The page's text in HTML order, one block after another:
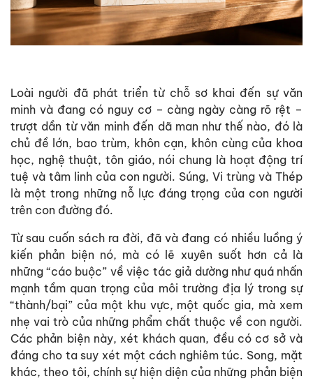
Loài người đã phát triển từ chỗ sơ khai đến sự văn
minh và đang có nguy cơ – càng ngày càng rõ rệt –
trượt dần từ văn minh đến dã man như thế nào, đó là
chủ đề lớn, bao trùm, khôn cạn, khôn cùng của khoa
học, nghệ thuật, tôn giáo, nói chung là hoạt động trí
tuệ và tâm linh của con người. Súng, Vi trùng và Thép
là một trong những nỗ lực đáng trọng của con người
trên con đường đó.
Từ sau cuốn sách ra đời, đã và đang có nhiều luồng ý
kiến phản biện nó, mà có lẽ xuyên suốt hơn cả là
những “cáo buộc” về việc tác giả dường như quá nhấn
mạnh tầm quan trọng của môi trường địa lý trong sự
“thành/bại” của một khu vực, một quốc gia, mà xem
nhẹ vai trò của những phẩm chất thuộc về con người.
Các phản biện này, xét khách quan, đều có cơ sở và
đáng cho ta suy xét một cách nghiêm túc. Song, mặt
khác, theo tôi, chính sự hiện diện của những phản biện